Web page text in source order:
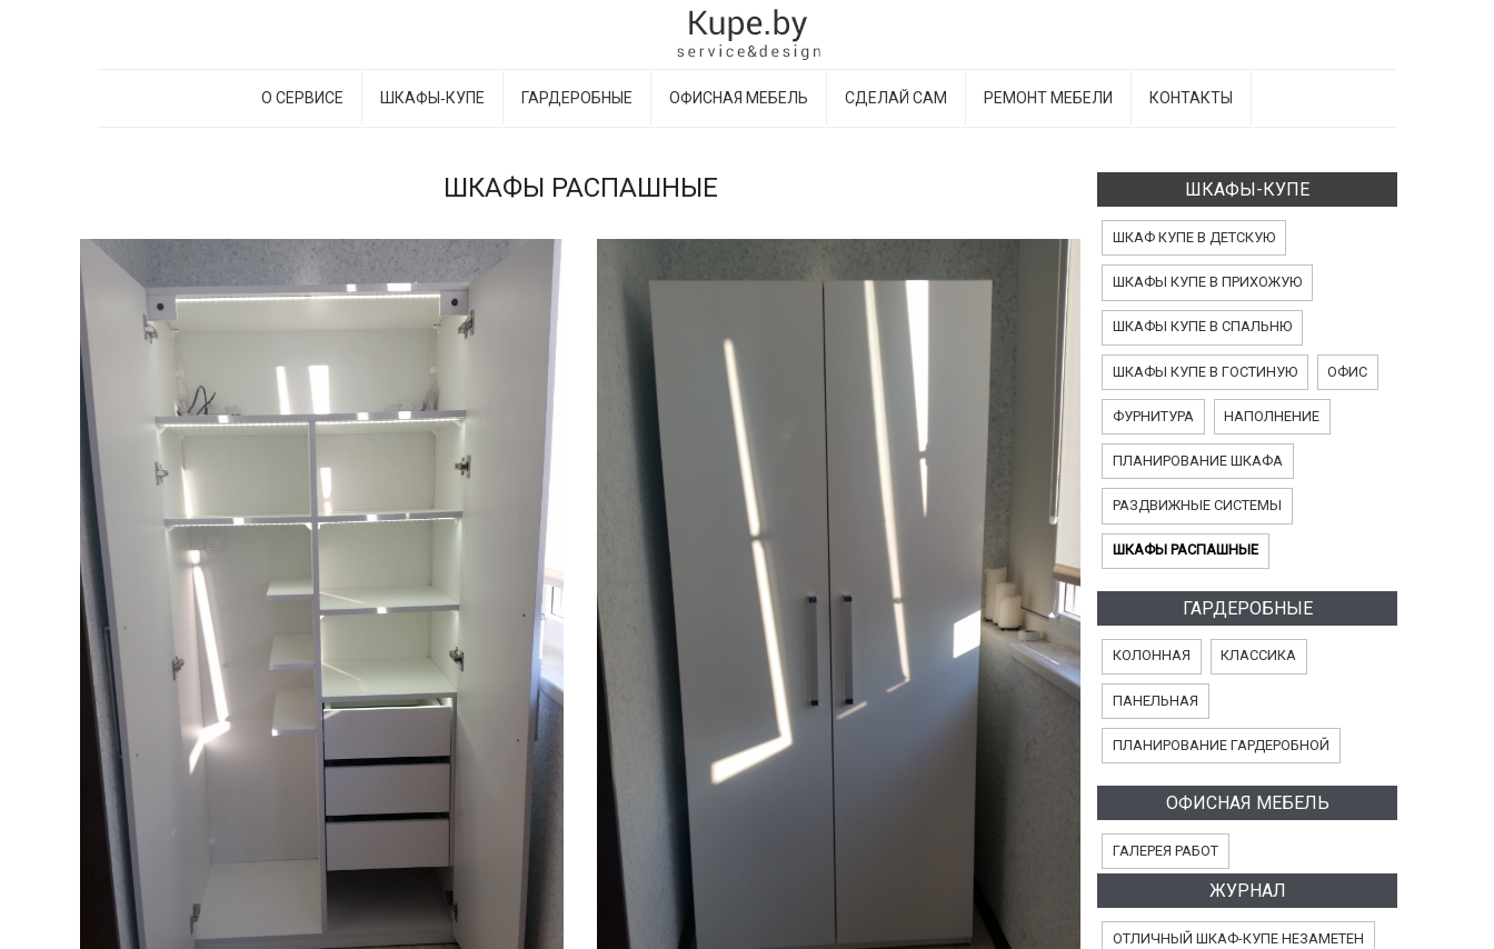
О СЕРВИСЕ ШКАФЫ‑КУПЕ ГАРДЕРОБНЫЕ ОФИСНАЯ МЕБЕЛЬ СДЕЛАЙ САМ РЕМОНТ МЕБЕЛИ КОНТАКТЫ
ШКАФЫ РАСПАШНЫЕ ШКАФЫ-КУПЕ
ШКАФ КУПЕ В ДЕТСКУЮ
ШКАФЫ КУПЕ В ПРИХОЖУЮ
ШКАФЫ КУПЕ В СПАЛЬНЮ
ШКАФЫ КУПЕ В ГОСТИНУЮ ОФИС
ФУРНИТУРА НАПОЛНЕНИЕ
ПЛАНИРОВАНИЕ ШКАФА
РАЗДВИЖНЫЕ СИСТЕМЫ
ШКАФЫ РАСПАШНЫЕ
ГАРДЕРОБНЫЕ
КОЛОННАЯ КЛАССИКА
ПАНЕЛЬНАЯ
ПЛАНИРОВАНИЕ ГАРДЕРОБНОЙ
ОФИСНАЯ МЕБЕЛЬ
ГАЛЕРЕЯ РАБОТ
ЖУРНАЛ
ОТЛИЧНЫЙ ШКАФ-КУПЕ НЕЗАМЕТЕН